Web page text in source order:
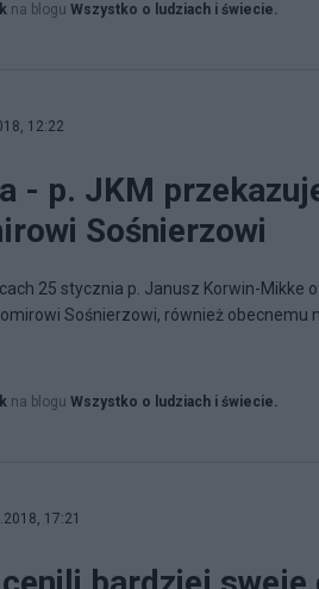
na blogu Wszystko o ludziach i świecie.
12:22
- p. JKM
Sośnierzowi
25 stycznia p. Janusz Korwin-Mikke
Sośnierzowi, również
na blogu Wszystko o ludziach i świecie.
17:21